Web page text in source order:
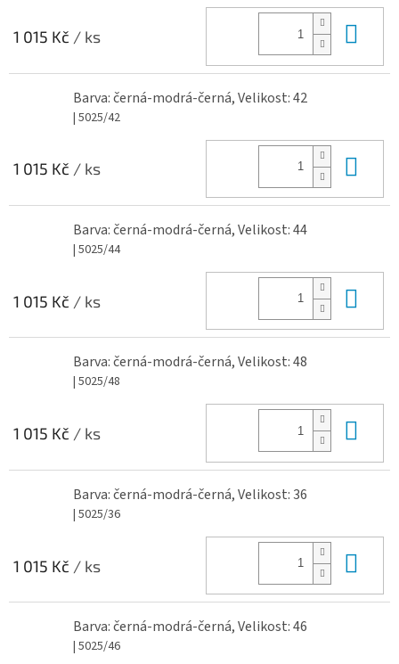
1 015 Kč / ks
Barva: černá-modrá-černá, Velikost: 42
| 5025/42
1 015 Kč / ks
Barva: černá-modrá-černá, Velikost: 44
| 5025/44
1 015 Kč / ks
Barva: černá-modrá-černá, Velikost: 48
| 5025/48
1 015 Kč / ks
Barva: černá-modrá-černá, Velikost: 36
| 5025/36
1 015 Kč / ks
Barva: černá-modrá-černá, Velikost: 46
| 5025/46